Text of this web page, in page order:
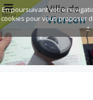
Menu
Ville de
Vierzon
En poursuivant votre
cookies pour vous proposer
+